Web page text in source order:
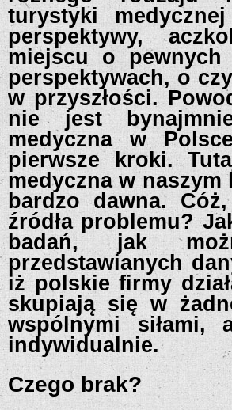
turystyki
perspektywy,
miejscu o
perspektywach, o
w przyszłości.
nie jest
medyczna w
pierwsze kroki.
medyczna w
bardzo dawna.
źródła problemu?
badań, jak
przedstawianych
iż polskie firmy
skupiają się w
wspólnymi siłami,
indywidualnie.
Czego brak?